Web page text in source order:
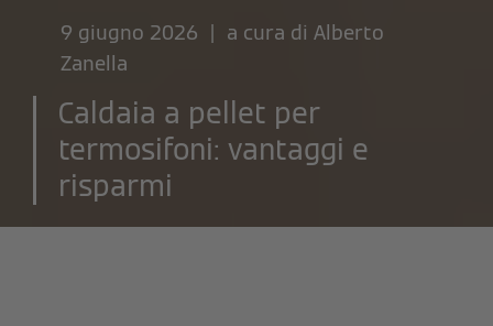
9 giugno 2026 | a cura di Alberto
Zanella
Caldaia a pellet per
termosifoni: vantaggi e
risparmi